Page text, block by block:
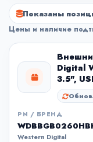
Показаны
Цены и наличие
Digital
3.5",
PN / БРЕНД
Western Digital